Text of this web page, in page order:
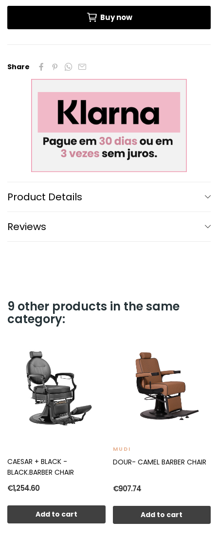
Buy now
Share
Product Details
Reviews
9 other products in the same
category:
CAESAR + BLACK -
BLACK.BARBER CHAIR
€1,254.60
Add to cart
MUDI
DOUR- CAMEL BARBER CHAIR
€907.74
Add to cart